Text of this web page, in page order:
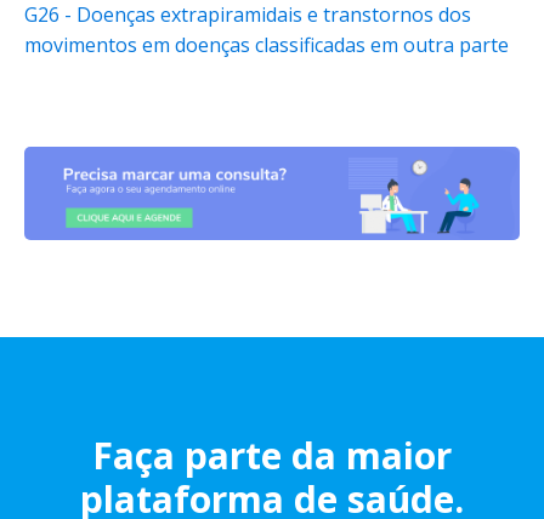
G26 - Doenças extrapiramidais e transtornos dos
movimentos em doenças classificadas em outra parte
Faça parte da maior
plataforma de saúde.